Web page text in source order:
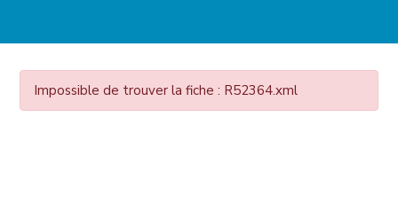
Impossible de trouver la fiche : R52364.xml